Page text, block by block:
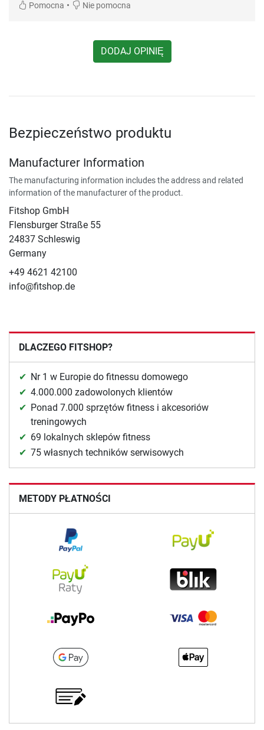
Pomocna • Nie pomocna
DODAJ OPINIĘ
Bezpieczeństwo produktu
Manufacturer Information
The manufacturing information includes the address and related
information of the manufacturer of the product.
Fitshop GmbH
Flensburger Straße 55
24837 Schleswig
Germany
+49 4621 42100
info@fitshop.de
DLACZEGO FITSHOP?
Nr 1 w Europie do fitnessu domowego
4.000.000 zadowolonych klientów
Ponad 7.000 sprzętów fitness i akcesoriów
treningowych
69 lokalnych sklepów fitness
75 własnych techników serwisowych
METODY PŁATNOŚCI